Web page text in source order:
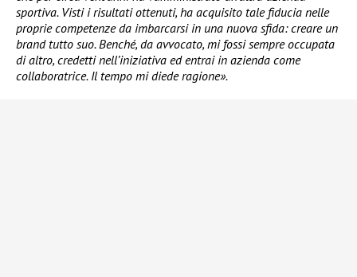
sportiva. Visti i risultati ottenuti, ha acquisito tale fiducia nelle
proprie competenze da imbarcarsi in una nuova sfida: creare un
brand tutto suo. Benché, da avvocato, mi fossi sempre occupata
di altro, credetti nell’iniziativa ed entrai in azienda come
collaboratrice. Il tempo mi diede ragione».